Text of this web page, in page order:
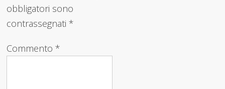
obbligatori sono
contrassegnati*
Commento*